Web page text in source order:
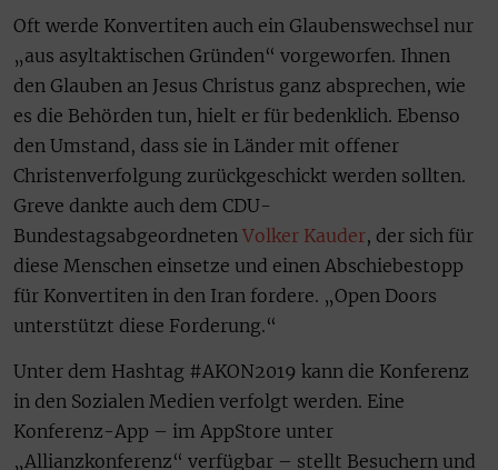
Oft werde Konvertiten auch ein Glaubenswechsel nur
„aus asyltaktischen Gründen“ vorgeworfen. Ihnen
den Glauben an Jesus Christus ganz absprechen, wie
es die Behörden tun, hielt er für bedenklich. Ebenso
den Umstand, dass sie in Länder mit offener
Christenverfolgung zurückgeschickt werden sollten.
Greve dankte auch dem CDU-
Bundestagsabgeordneten Volker Kauder, der sich für
diese Menschen einsetze und einen Abschiebestopp
für Konvertiten in den Iran fordere. „Open Doors
unterstützt diese Forderung.“
Unter dem Hashtag #AKON2019 kann die Konferenz
in den Sozialen Medien verfolgt werden. Eine
Konferenz-App – im AppStore unter
„Allianzkonferenz“ verfügbar – stellt Besuchern und